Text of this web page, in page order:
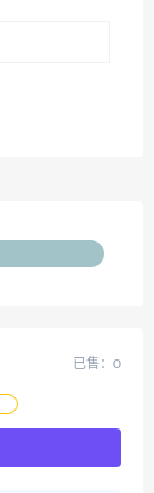
已售：0